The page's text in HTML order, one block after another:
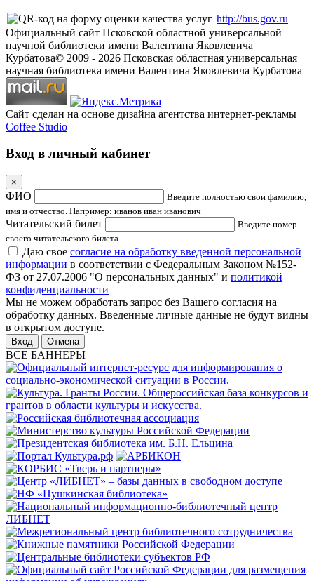
http://bus.gov.ru
Официальный сайт Псковской областной универсальной
научной библиотеки имени Валентина Яковлевича
Курбатова© 2009 - 2026 Псковская областная универсальная
научная библиотека имени Валентина Яковлевича Курбатова
Сайт сделан на основе дизайна агентства интернет-рекламы
Coffee Studio
Вход в личный кабинет
×
ФИО
Введите полностью свои фамилию,
имя и отчество. Например: иванов иван иванович
Читательский билет
Введите номер
своего читательского билета.
Даю свое согласие на обработку введенной персональной
информации в соответствии с Федеральным Законом №152-
ФЗ от 27.07.2006 "О персональных данных" и политикой
конфиденциальности
Мы не можем обработать запрос без Вашего согласия на
обработку данных. Введенные личные данные не будут видны
в открытом доступе.
Отмена
ВСЕ БАННЕРЫ